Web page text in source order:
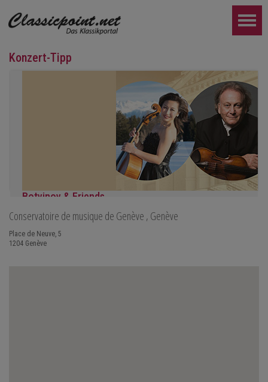
Konzert-Tipp
Botvinov & Friends
5. Oktober, Kleine Tonhalle, 19.30
Werke von Sergei Rachmaninoff, Robert Schumann und Astor
WEITER...
Conservatoire de musique de Genève , Genève
Place de Neuve, 5
1204 Genève